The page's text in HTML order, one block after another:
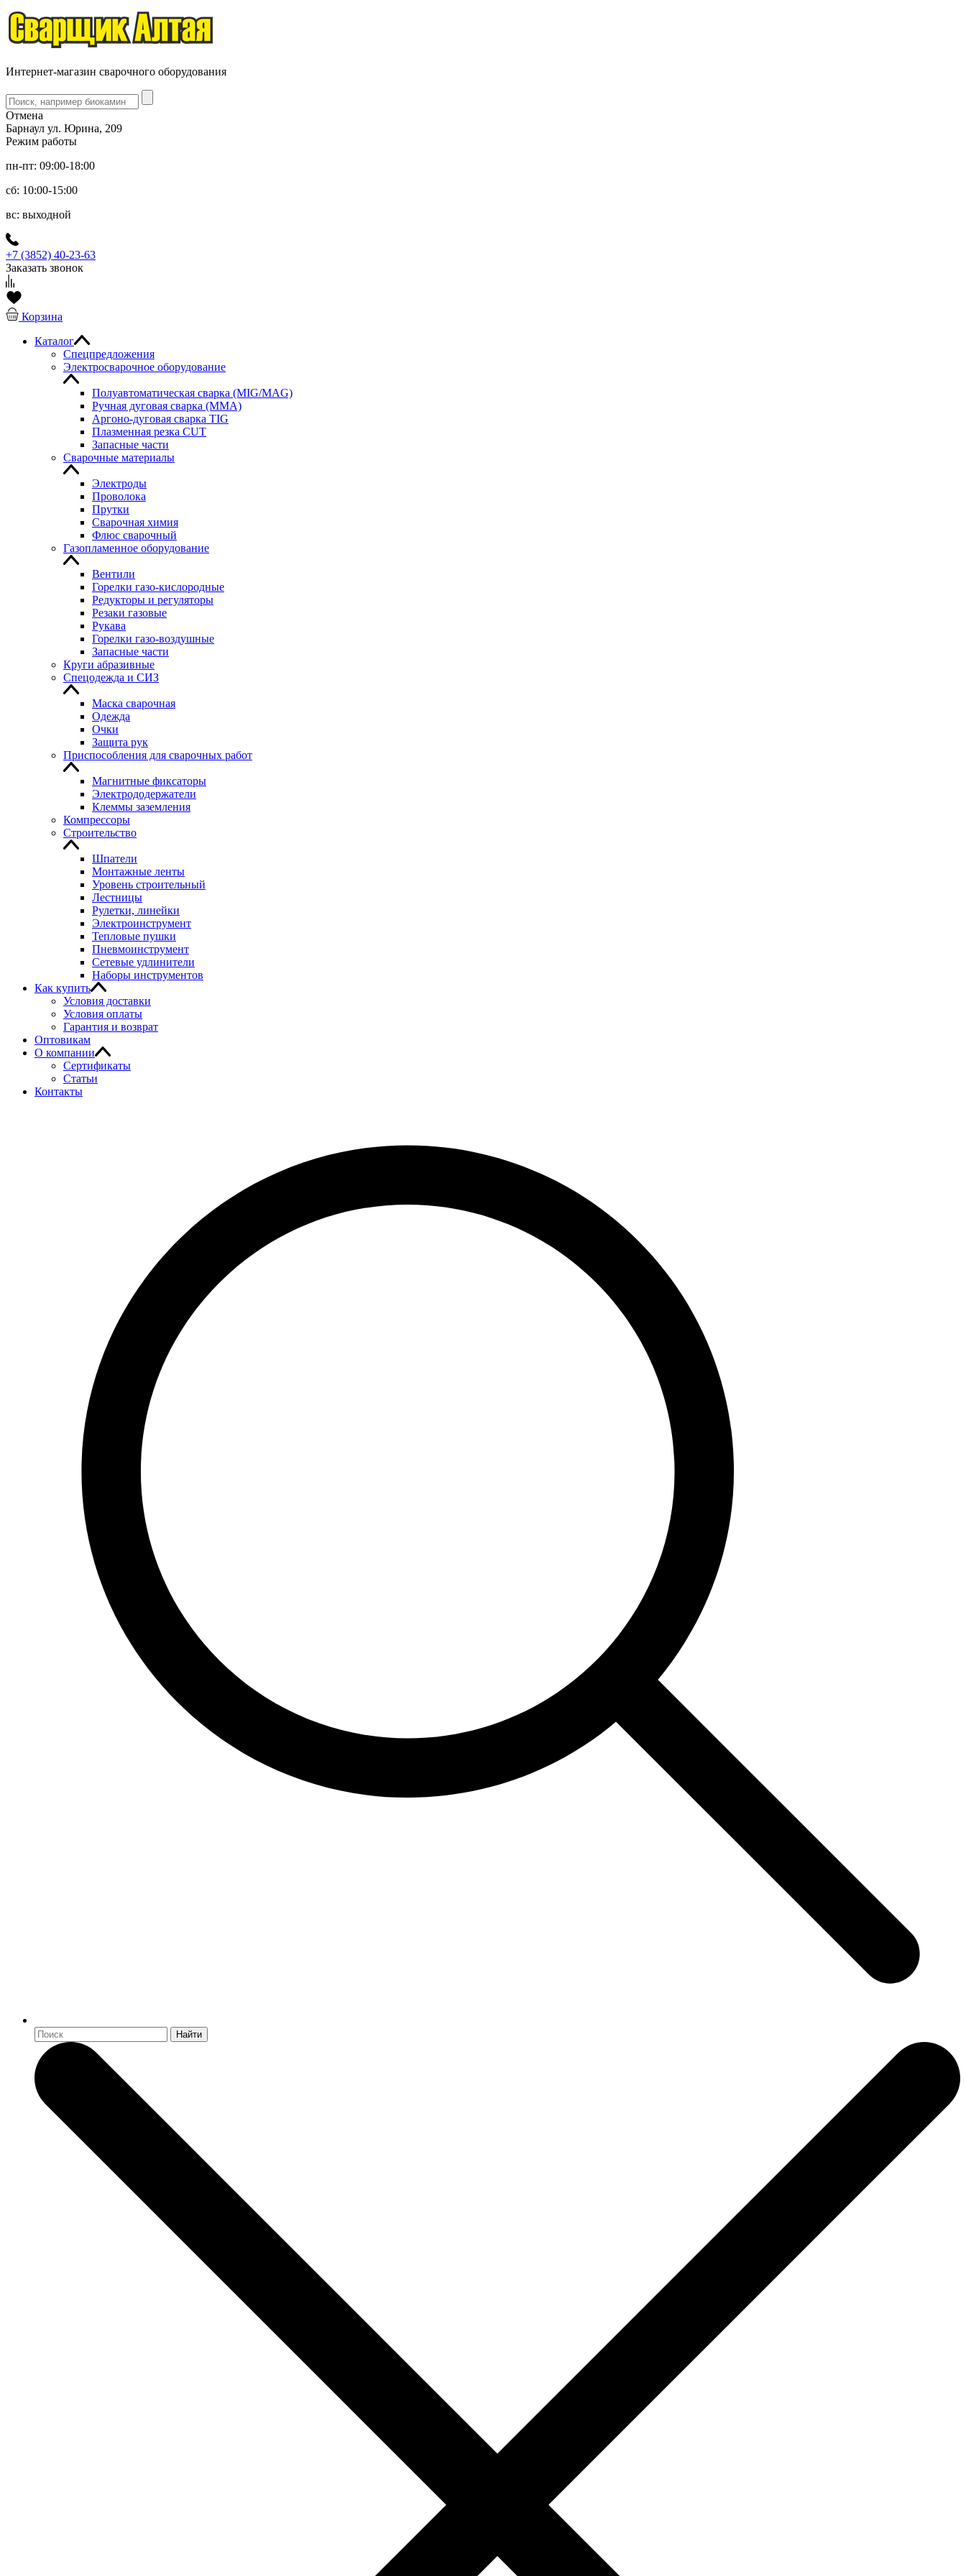
Интернет-магазин сварочного оборудования
Отмена
Барнаул ул. Юрина, 209
Режим работы
пн-пт: 09:00-18:00
сб: 10:00-15:00
вс: выходной
+7 (3852) 40-23-63
Заказать звонок
Корзина
Каталог
Спецпредложения
Электросварочное оборудование
Полуавтоматическая сварка (MIG/MAG)
Ручная дуговая сварка (MMA)
Аргоно-дуговая сварка TIG
Плазменная резка CUT
Запасные части
Сварочные материалы
Электроды
Проволока
Прутки
Сварочная химия
Флюс сварочный
Газопламенное оборудование
Вентили
Горелки газо-кислородные
Редукторы и регуляторы
Резаки газовые
Рукава
Горелки газо-воздушные
Запасные части
Круги абразивные
Спецодежда и СИЗ
Маска сварочная
Одежда
Очки
Защита рук
Приспособления для сварочных работ
Магнитные фиксаторы
Электрододержатели
Клеммы заземления
Компрессоры
Строительство
Шпатели
Монтажные ленты
Уровень строительный
Лестницы
Рулетки, линейки
Электроинструмент
Тепловые пушки
Пневмоинструмент
Сетевые удлинители
Наборы инструментов
Как купить
Условия доставки
Условия оплаты
Гарантия и возврат
Оптовикам
О компании
Сертификаты
Статьи
Контакты
Найти